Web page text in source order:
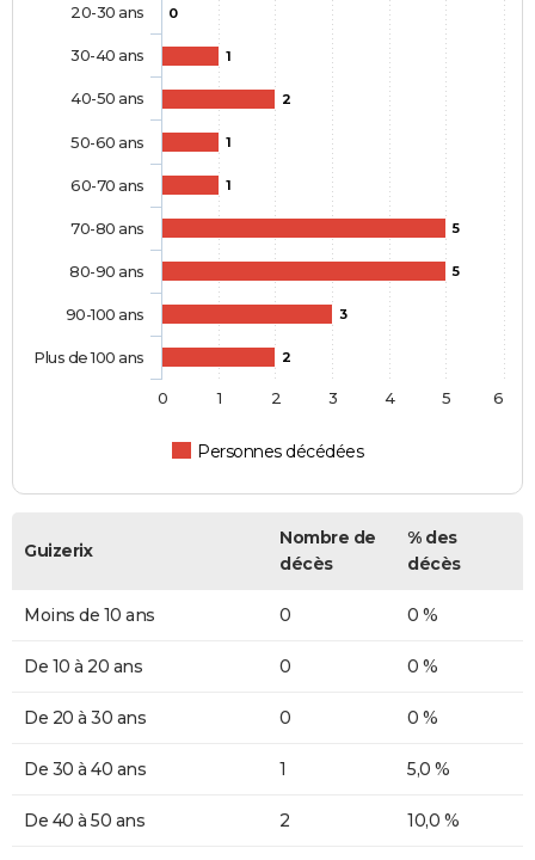
0
1
2
1
1
5
5
3
2
Personnes décédées
20-30 ans
30-40 ans
40-50 ans
50-60 ans
60-70 ans
70-80 ans
80-90 ans
90-100 ans
Plus de 100 ans
0 1 2 3 4 5 6
Guizerix
Nombre de
décès
% des
décès
Moins de 10 ans 0 0 %
De 10 à 20 ans 0 0 %
De 20 à 30 ans 0 0 %
De 30 à 40 ans 1 5,0 %
De 40 à 50 ans 2 10,0 %